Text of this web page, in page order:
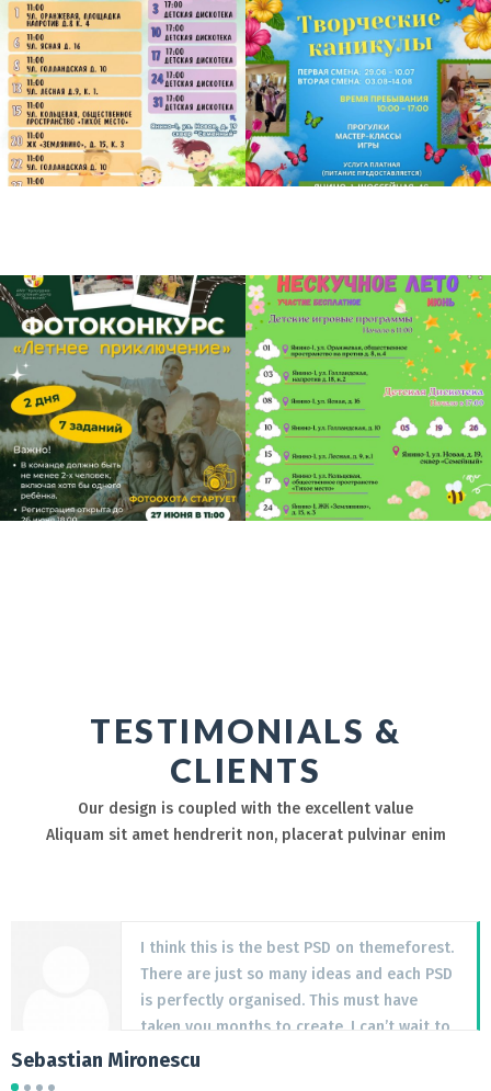
TESTIMONIALS &
CLIENTS
Our design is coupled with the excellent value
Aliquam sit amet hendrerit non, placerat pulvinar enim
I think this is the best PSD on themeforest.
There are just so many ideas and each PSD
is perfectly organised. This must have
taken you months to create. I can’t wait to
see a WordPress theme of this.
Sebastian Mironescu